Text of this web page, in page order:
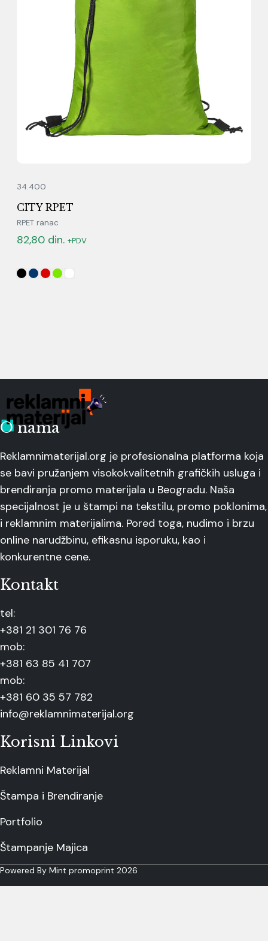
34.400
CITY RPET
RPET ranac
82,80 din. +PDV
O nama
Reklamnimaterijal.org je profesionalna platforma koja
se bavi pružanjem visokokvalitetnih grafičkih usluga i
brendiranja promo materijala u Beogradu. Naša
specijalnost je u štampi na tekstilu, promo poklonima,
i reklamnim materijalima. Pored toga, nudimo i brzu
online narudžbinu, efikasnu isporuku, kao i
konkurentne cene.
Kontakt
tel:
+381 21 301 76 76
mob:
+381 63 85 41 707
mob:
+381 60 35 57 782
info@reklamnimaterijal.org
Korisni Linkovi
Reklamni Materijal
Štampa i Brendiranje
Portfolio
Štampanje Majica
Powered By Mint promoprint 2026